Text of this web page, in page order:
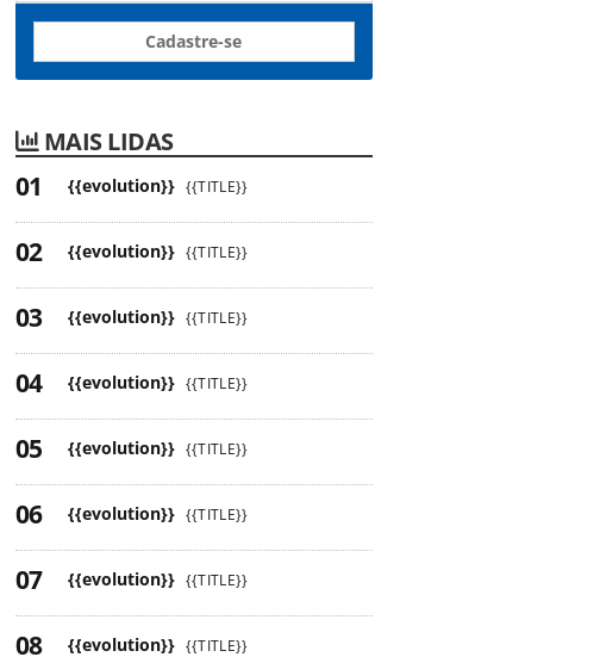
Cadastre-se
MAIS LIDAS
{{evolution}} {{TITLE}}
{{evolution}} {{TITLE}}
{{evolution}} {{TITLE}}
{{evolution}} {{TITLE}}
{{evolution}} {{TITLE}}
{{evolution}} {{TITLE}}
{{evolution}} {{TITLE}}
{{evolution}} {{TITLE}}